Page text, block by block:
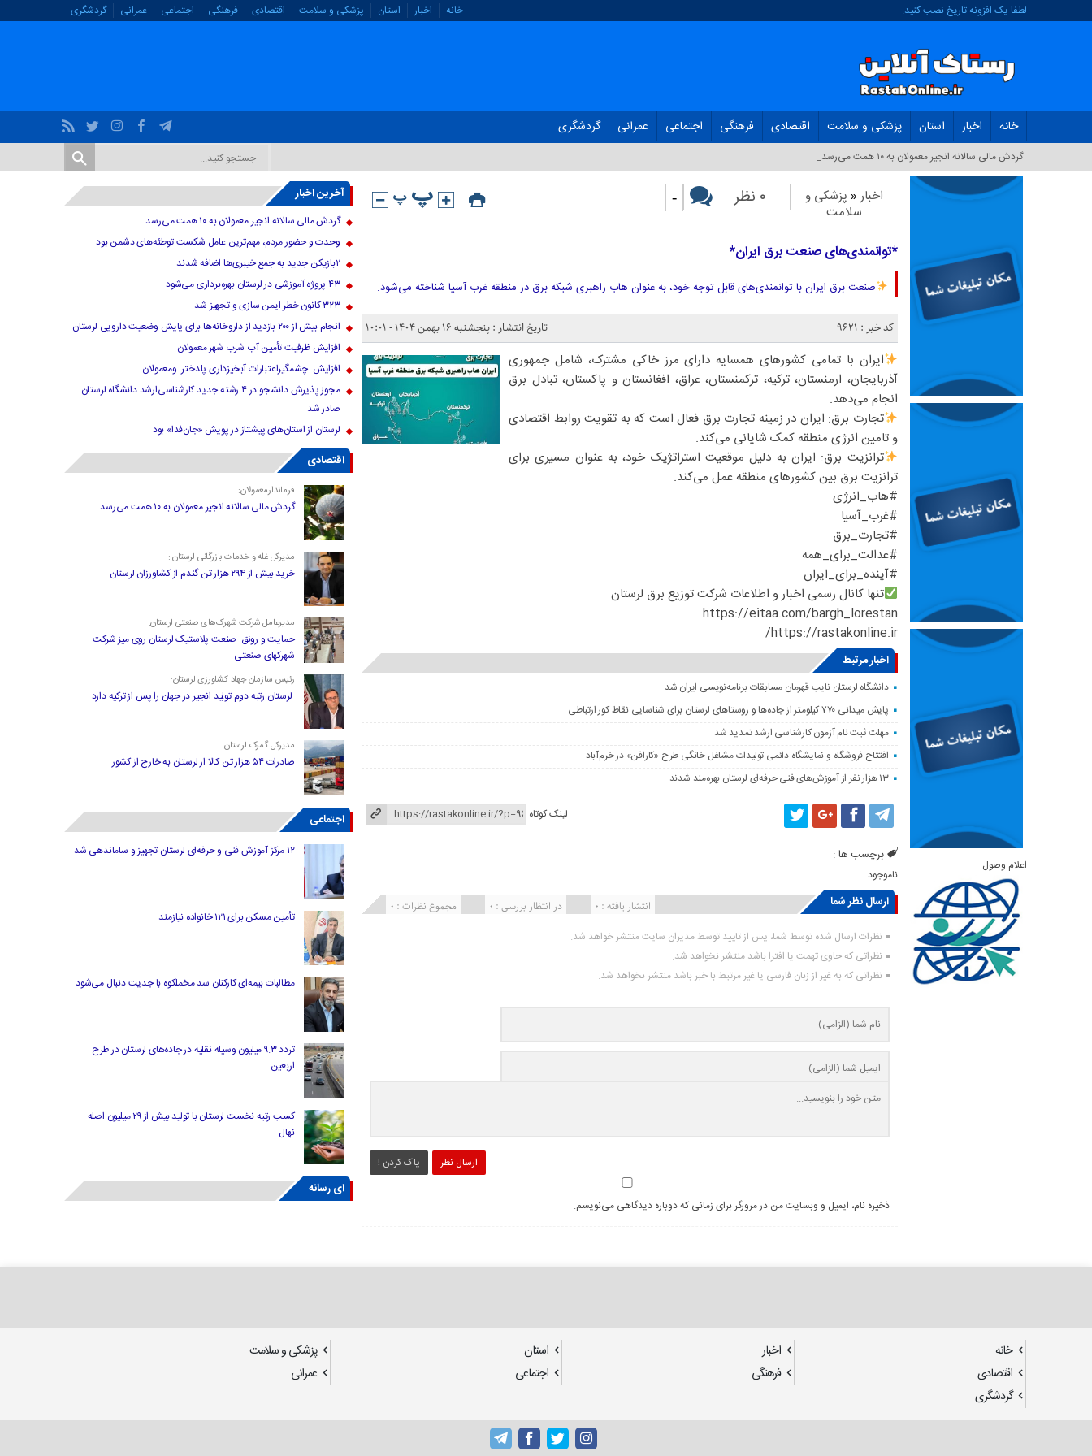
لطفا یک افزونه تاریخ نصب کنید. خانه اخبار استان پزشکی و سلامت اقتصادی فرهنگی اجتماعی عمرانی گردشگری
خانه اخبار استان پزشکی و سلامت اقتصادی فرهنگی اجتماعی عمرانی گردشگری
گردش مالی سالانه انجیر معمولان به ۱۰ همت می‌رسد_
اخبار« پزشکی و
سلامت
۰ نظر -
*توانمندی‌های صنعت برق ایران*
صنعت برق ایران با توانمندی‌های قابل توجه خود، به عنوان هاب راهبری شبکه برق در منطقه غرب آسیا شناخته می‌شود.
کد خبر : 9621 تاریخ انتشار : پنجشنبه ۱۶ بهمن ۱۴۰۴ - ۱۰:۰۱
ایران با تمامی کشورهای همسایه دارای مرز خاکی مشترک، شامل جمهوری
آذربایجان، ارمنستان، ترکیه، ترکمنستان، عراق، افغانستان و پاکستان، تبادل برق
انجام می‌دهد.
تجارت برق: ایران در زمینه تجارت برق فعال است که به تقویت روابط اقتصادی
و تامین انرژی منطقه کمک شایانی می‌کند.
ترانزیت برق: ایران به دلیل موقعیت استراتژیک خود، به عنوان مسیری برای
ترانزیت برق بین کشورهای منطقه عمل می‌کند.
#هاب_انرژی
#غرب_آسیا
#تجارت_برق
#عدالت_برای_همه
#آینده_برای_ایران
تنها کانال رسمی اخبار و اطلاعات شرکت توزیع برق لرستان
https://eitaa.com/bargh_lorestan
https://rastakonline.ir/
اخبار مرتبط
دانشگاه لرستان نایب قهرمان مسابقات برنامه‌نویسی ایران شد
پایش میدانی ۷۷۰ کیلومتر از جاده‌ها و روستاهای لرستان برای شناسایی نقاط کور ارتباطی
مهلت ثبت نام آزمون کارشناسی ارشد تمدید شد
افتتاح فروشگاه و نمایشگاه دائمی تولیدات مشاغل خانگی طرح «کارافن» در خرم‌آباد
۱۳ هزار نفر از آموزش‌های فنی حرفه‌ای لرستان بهره‌مند شدند
لینک کوتاه
برچسب ها :
ناموجود
ارسال نظر شما مجموع نظرات : 0 در انتظار بررسی : 0 انتشار یافته : ۰
نظرات ارسال شده توسط شما، پس از تایید توسط مدیران سایت منتشر خواهد شد.
نظراتی که حاوی تهمت یا افترا باشد منتشر نخواهد شد.
نظراتی که به غیر از زبان فارسی یا غیر مرتبط با خبر باشد منتشر نخواهد شد.
ارسال نظر پاک کردن !
ذخیره نام، ایمیل و وبسایت من در مرورگر برای زمانی که دوباره دیدگاهی می‌نویسم.
اعلام وصول
آخرین اخبار
گردش مالی سالانه انجیر معمولان به ۱۰ همت می‌رسد
وحدت و حضور مردم، مهم‌ترین عامل شکست توطئه‌های دشمن بود
۲بازیکن جدید به جمع خیبری‌ها اضافه شدند
۴۳ پروژه آموزشی در لرستان بهره‌برداری می‌شود
۳۲۳ کانون خطر ایمن سازی و تجهیز شد
انجام بیش از ۲۰۰ بازدید از داروخانه‌ها برای پایش وضعیت دارویی لرستان
افزایش ظرفیت تأمین آب شرب شهر معمولان
افزایش چشمگیراعتبارات آبخیزداری پلدختر ومعمولان
مجوز پذیرش دانشجو در ۴ رشته جدید کارشناسی‌ارشد دانشگاه لرستان
صادر شد
لرستان از استان‌های پیشتاز در پویش «جان‌فدا» بود
اقتصادی
فرماندارمعمولان:
گردش مالی سالانه انجیر معمولان به ۱۰ همت می‌رسد
مدیرکل غله و خدمات بازرگانی لرستان :
خرید بیش از ۲۹۴ هزار تن گندم از کشاورزان لرستان
مدیرعامل شرکت شهرک‌های صنعتی لرستان:
حمایت و رونق صنعت پلاستیک لرستان روی میز شرکت
شهرکهای صنعتی
رئیس سازمان جهاد کشاورزی لرستان:
لرستان رتبه دوم تولید انجیر در جهان را پس از ترکیه دارد
مدیرکل گمرک لرستان
صادرات ۵۴ هزار تن کالا از لرستان به خارج از کشور
اجتماعی
۱۲ مرکز آموزش فنی و حرفه‌ای لرستان تجهیز و ساماندهی شد
تأمین مسکن برای ۱۲۱ خانواده نیازمند
مطالبات بیمه‌ای کارکنان سد مخملکوه با جدیت دنبال می‌شود
تردد ۹.۳ میلیون وسیله نقلیه در جاده‌های لرستان در طرح
اربعین
کسب رتبه نخست لرستان با تولید بیش از ۲۹ میلیون اصله
نهال
ای رسانه
خانه اخبار استان
پزشکی و سلامت
اقتصادی
فرهنگی اجتماعی
عمرانی
گردشگری